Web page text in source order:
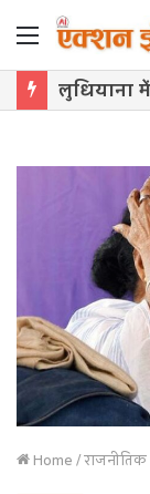
Menu
Home/राजनीतिक